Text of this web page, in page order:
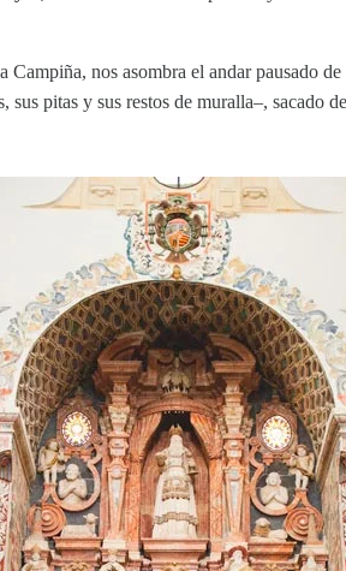
Campiña, nos asombra el andar pausado
sus pitas y sus restos de muralla–, sacado